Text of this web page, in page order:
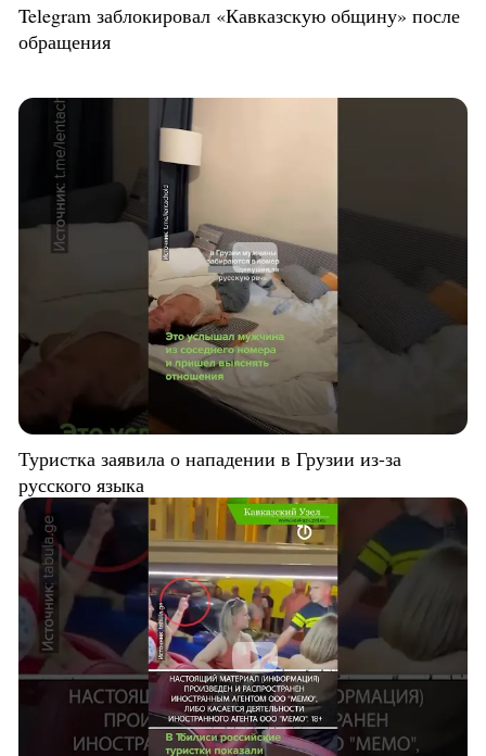
Telegram заблокировал «Кавказскую общину» после
обращения
Туристка заявила о нападении в Грузии из-за
русского языка